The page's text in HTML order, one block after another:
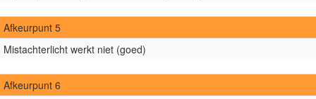
Afkeurpunt 5
Mistachterlicht werkt niet (goed)
Afkeurpunt 6